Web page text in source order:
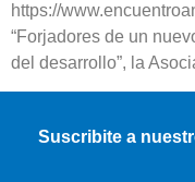
https://
“Forjadores de un
del desarrollo”, la
Suscribite a